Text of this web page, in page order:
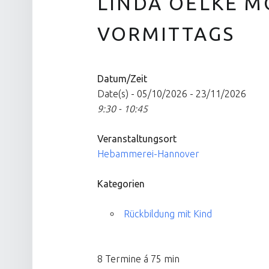
VORMITTAGS
Datum/Zeit
Date(s) - 05/10/2026 - 23/11/2026
9:30 - 10:45
Veranstaltungsort
Hebammerei-Hannover
Kategorien
Rückbildung mit Kind
8 Termine á 75 min